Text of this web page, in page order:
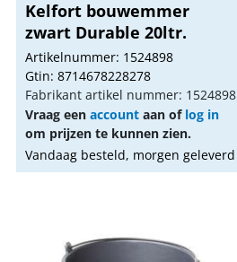
Kelfort bouwemmer
zwart Durable 20ltr.
Artikelnummer: 1524898
Gtin: 8714678228278
Fabrikant artikel nummer: 1524898
Vraag een accountaan of log in
om prijzen te kunnen zien.
Vandaag besteld, morgen geleverd